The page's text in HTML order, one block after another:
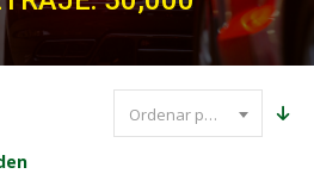
Ordenar por precio